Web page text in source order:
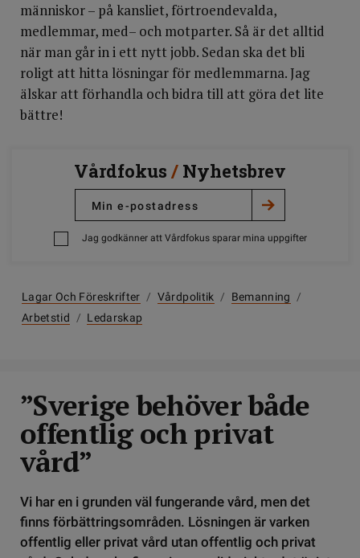
människor – på kansliet, förtroendevalda,
medlemmar, med– och motparter. Så är det alltid
när man går in i ett nytt jobb. Sedan ska det bli
roligt att hitta lösningar för medlemmarna. Jag
älskar att förhandla och bidra till att göra det lite
bättre!
Vårdfokus / Nyhetsbrev
Jag godkänner att Vårdfokus sparar mina uppgifter
Lagar Och Föreskrifter / Vårdpolitik / Bemanning /
Arbetstid / Ledarskap
”Sverige behöver både
offentlig och privat
vård”
Vi har en i grunden väl fungerande vård, men det
finns förbättringsområden. Lösningen är varken
offentlig eller privat vård utan offentlig och privat